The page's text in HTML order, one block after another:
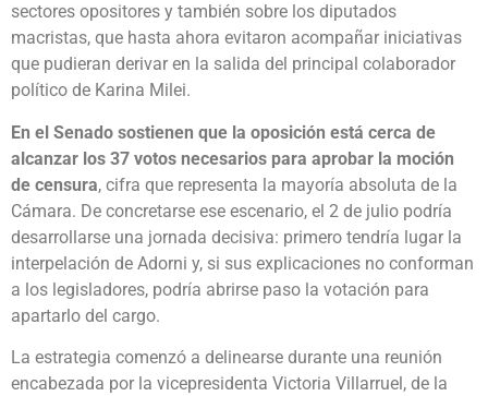
sectores opositores y también sobre los diputados
macristas, que hasta ahora evitaron acompañar iniciativas
que pudieran derivar en la salida del principal colaborador
político de Karina Milei.
En el Senado sostienen que la oposición está cerca de
alcanzar los 37 votos necesarios para aprobar la moción
de censura, cifra que representa la mayoría absoluta de la
Cámara. De concretarse ese escenario, el 2 de julio podría
desarrollarse una jornada decisiva: primero tendría lugar la
interpelación de Adorni y, si sus explicaciones no conforman
a los legisladores, podría abrirse paso la votación para
apartarlo del cargo.
La estrategia comenzó a delinearse durante una reunión
encabezada por la vicepresidenta Victoria Villarruel, de la